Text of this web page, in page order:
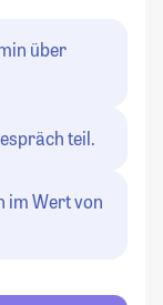
über
teil.
im Wert von